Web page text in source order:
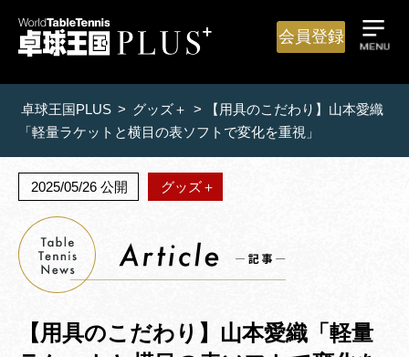
会員登録
卓球王国PLUS > グッズ＋ >
【用具のこだわり】山本愛織
「軽量ラケットと横目の表ソフトで変化を重視」
2025/05/26 公開 グッズ＋
【用具のこだわり】山本愛織「軽量